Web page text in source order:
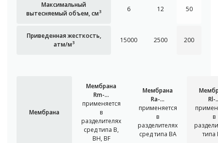
Максимальный
вытесняемый объем, см3 6 12 50
Приведенная жесткость,
атм/м3 15000 2500 200
Мембрана
Мембрана
Rm-...
применяется
в
разделителях
сред типа B,
BH, BF
Мембрана
Ra-...
применяется
в
разделителях
сред типа ВА
Rl-
в
типа